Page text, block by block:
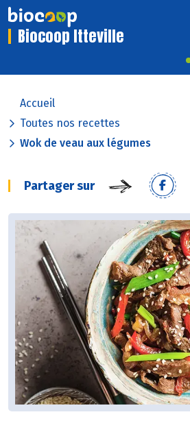
Biocoop Itteville
Accueil
Toutes nos recettes
Wok de veau aux légumes
Partager sur